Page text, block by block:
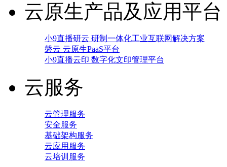
云原生产品及应用平台
小9直播研云 研制一体化工业互联网解决方案
磐云 云原生PaaS平台
小9直播云印 数字化文印管理平台
云服务
云管理服务
安全服务
基础架构服务
云应用服务
云培训服务